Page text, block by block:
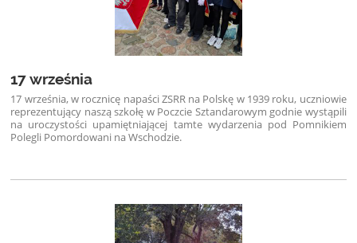
17 września
17 września, w rocznicę napaści ZSRR na Polskę w 1939 roku, uczniowie
reprezentujący naszą szkołę w Poczcie Sztandarowym godnie wystąpili
na uroczystości upamiętniającej tamte wydarzenia pod Pomnikiem
Polegli Pomordowani na Wschodzie.